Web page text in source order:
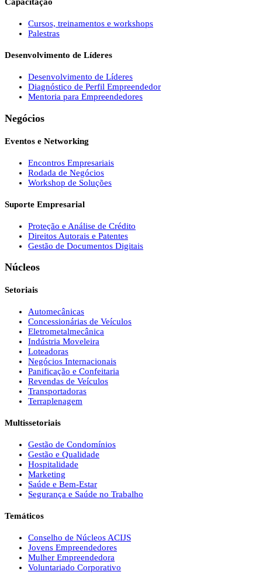
Capacitação
Cursos, treinamentos e workshops
Palestras
Desenvolvimento de Líderes
Desenvolvimento de Líderes
Diagnóstico de Perfil Empreendedor
Mentoria para Empreendedores
Negócios
Eventos e Networking
Encontros Empresariais
Rodada de Negócios
Workshop de Soluções
Suporte Empresarial
Proteção e Análise de Crédito
Direitos Autorais e Patentes
Gestão de Documentos Digitais
Núcleos
Setoriais
Automecânicas
Concessionárias de Veículos
Eletrometalmecânica
Indústria Moveleira
Loteadoras
Negócios Internacionais
Panificação e Confeitaria
Revendas de Veículos
Transportadoras
Terraplenagem
Multissetoriais
Gestão de Condomínios
Gestão e Qualidade
Hospitalidade
Marketing
Saúde e Bem-Estar
Segurança e Saúde no Trabalho
Temáticos
Conselho de Núcleos ACIJS
Jovens Empreendedores
Mulher Empreendedora
Voluntariado Corporativo